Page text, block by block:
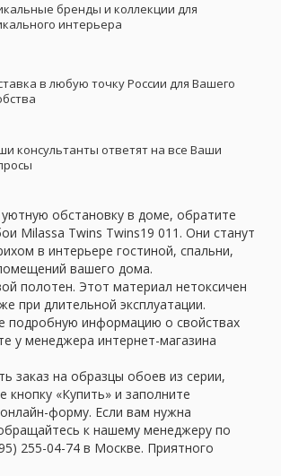
бренды и коллекции для
интерьера
в любую точку России для Вашего
консультанты ответят на все Ваши
обстановку в доме, обратите
Milassa Twins Twins19 011. Они станут
в интерьере гостиной, спальни,
вашего дома.
полотен. Этот материал нетоксичен
при длительной эксплуатации.
подробную информацию о свойствах
у менеджера интернет-магазина
заказ на образцы обоев из серии,
кнопку «Купить» и заполните
форму. Если вам нужна
к нашему менеджеру по
255-04-74 в Москве. Приятного